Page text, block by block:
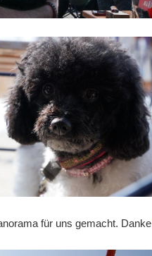
für uns gemacht. Danke